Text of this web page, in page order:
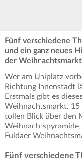
Fünf verschiedene
und ein ganz neues
der
Wer am Uniplatz
Richtung Innenstadt
Erstmals gibt es
Weihnachtsmarkt. 15
tollen Blick über den
Fuldaer
Fünf verschiedene